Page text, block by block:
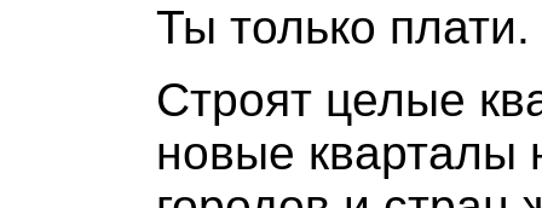
Ты только плати.
Строят целые
новые кварталы